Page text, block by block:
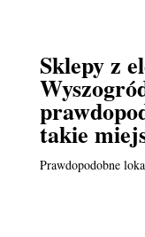
Sklepy z
takie
Prawdopodobne